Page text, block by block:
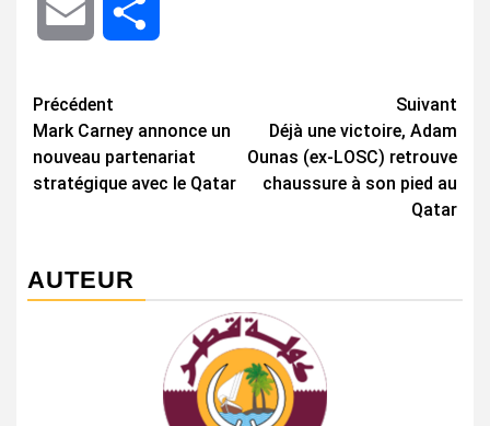
Email
Navigation
d’article
Précédent
Mark Carney annonce un
nouveau partenariat
stratégique avec le Qatar
Suivant
Déjà une victoire, Adam
Ounas (ex-LOSC) retrouve
chaussure à son pied au
Qatar
AUTEUR